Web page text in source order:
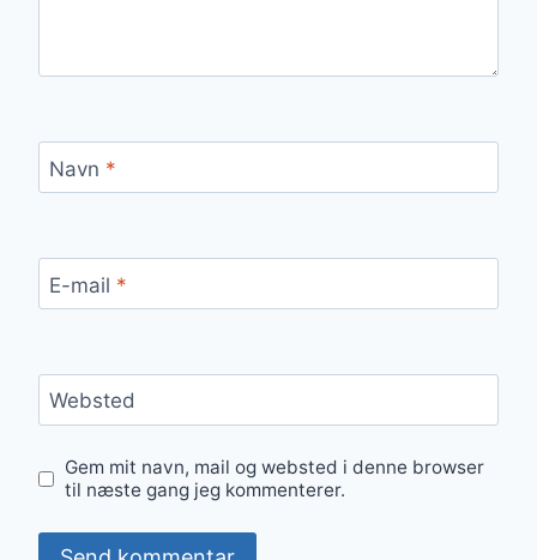
Navn *
E-mail *
Websted
Gem mit navn, mail og websted i denne browser
til næste gang jeg kommenterer.